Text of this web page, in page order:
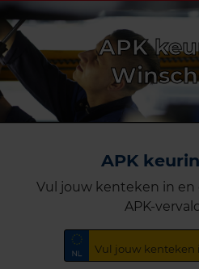
APK
APK
Vul jouw kenteken in
APK-